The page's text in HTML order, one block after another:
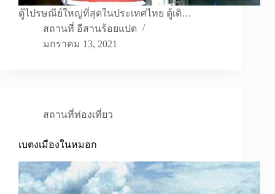
ตู้ไปรษณีย์ใหญ่ที่สุดในประเทศไทย ตู้เดิ…
สถานที่ อีสานร้อยแปด
มกราคม 13, 2021
สถานที่ท่องเที่ยว
เบตงเมืองในหมอก